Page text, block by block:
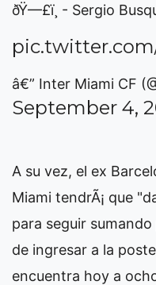
ðŸ—£ï¸ - Sergio
â€” Inter Miami CF
September 4,
A su vez, el ex
Miami tendrÃ¡ que
para seguir
de ingresar a la
encuentra hoy a